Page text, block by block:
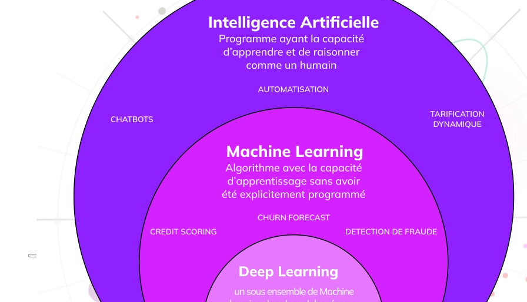
Support
Tous Nos Canaux de Support
Help Center & Documentation
Nos services
Business Intelligence
Analyse Statistique & ML
Autres ressources
Tableaux de bord & Rapports
Connecteurs
Webinars
eBooks
Plans